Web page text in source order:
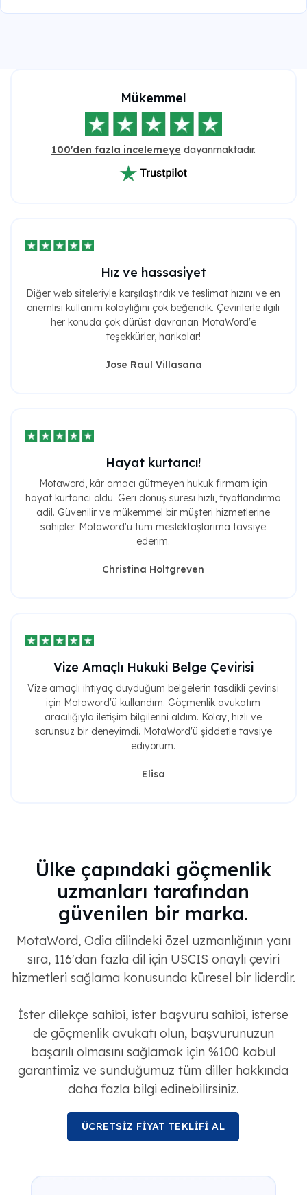
Mükemmel
100'den fazla incelemeye dayanmaktadır.
Hız ve hassasiyet
Diğer web siteleriyle karşılaştırdık ve teslimat hızını ve en
önemlisi kullanım kolaylığını çok beğendik. Çevirilerle ilgili
her konuda çok dürüst davranan MotaWord'e
teşekkürler, harikalar!
Jose Raul Villasana
Hayat kurtarıcı!
Motaword, kâr amacı gütmeyen hukuk firmam için
hayat kurtarıcı oldu. Geri dönüş süresi hızlı, fiyatlandırma
adil. Güvenilir ve mükemmel bir müşteri hizmetlerine
sahipler. Motaword'ü tüm meslektaşlarıma tavsiye
ederim.
Christina Holtgreven
Vize Amaçlı Hukuki Belge Çevirisi
Vize amaçlı ihtiyaç duyduğum belgelerin tasdikli çevirisi
için Motaword'ü kullandım. Göçmenlik avukatım
aracılığıyla iletişim bilgilerini aldım. Kolay, hızlı ve
sorunsuz bir deneyimdi. MotaWord'ü şiddetle tavsiye
ediyorum.
Elisa
Ülke çapındaki göçmenlik
uzmanları tarafından
güvenilen bir marka.
MotaWord, Odia dilindeki özel uzmanlığının yanı
sıra, 116'dan fazla dil için USCIS onaylı çeviri
hizmetleri sağlama konusunda küresel bir liderdir.
İster dilekçe sahibi, ister başvuru sahibi, isterse
de göçmenlik avukatı olun, başvurunuzun
başarılı olmasını sağlamak için %100 kabul
garantimiz ve sunduğumuz tüm diller hakkında
daha fazla bilgi edinebilirsiniz.
ÜCRETSİZ FİYAT TEKLİFİ AL